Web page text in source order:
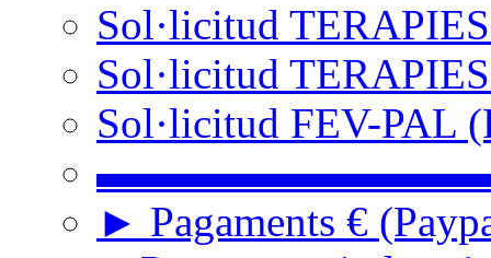
Sol·licitud
Sol·licitud
Sol·licitud FEV-PAL
► Pagaments €